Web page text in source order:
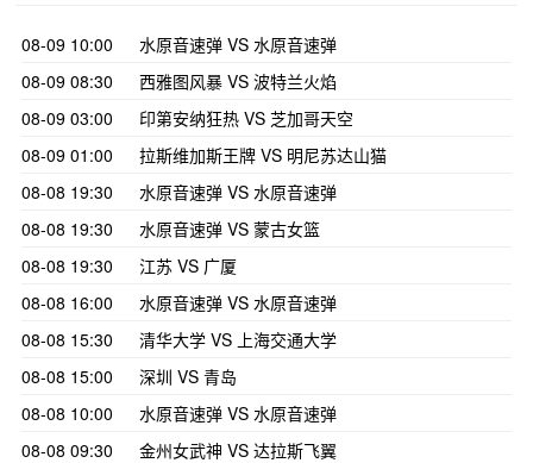
08-09 10:00
水原音速弹 VS 水原音速弹
08-09 08:30
西雅图风暴 VS 波特兰火焰
08-09 03:00
印第安纳狂热 VS 芝加哥天空
08-09 01:00
拉斯维加斯王牌 VS 明尼苏达山猫
08-08 19:30
水原音速弹 VS 水原音速弹
08-08 19:30
水原音速弹 VS 蒙古女篮
08-08 19:30
江苏 VS 广厦
08-08 16:00
水原音速弹 VS 水原音速弹
08-08 15:30
清华大学 VS 上海交通大学
08-08 15:00
深圳 VS 青岛
08-08 10:00
水原音速弹 VS 水原音速弹
08-08 09:30
金州女武神 VS 达拉斯飞翼